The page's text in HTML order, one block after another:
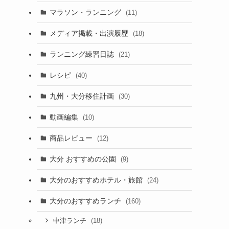
マラソン・ランニング (11)
メディア掲載・出演履歴 (18)
ランニング練習日誌 (21)
レシピ (40)
九州・大分移住計画 (30)
動画編集 (10)
商品レビュー (12)
大分 おすすめの公園 (9)
大分のおすすめホテル・旅館 (24)
大分のおすすめランチ (160)
中津ランチ (18)